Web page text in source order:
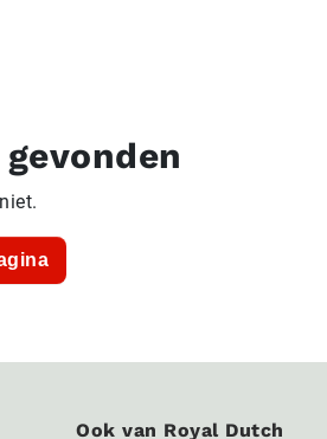
Ook van Royal Dutch